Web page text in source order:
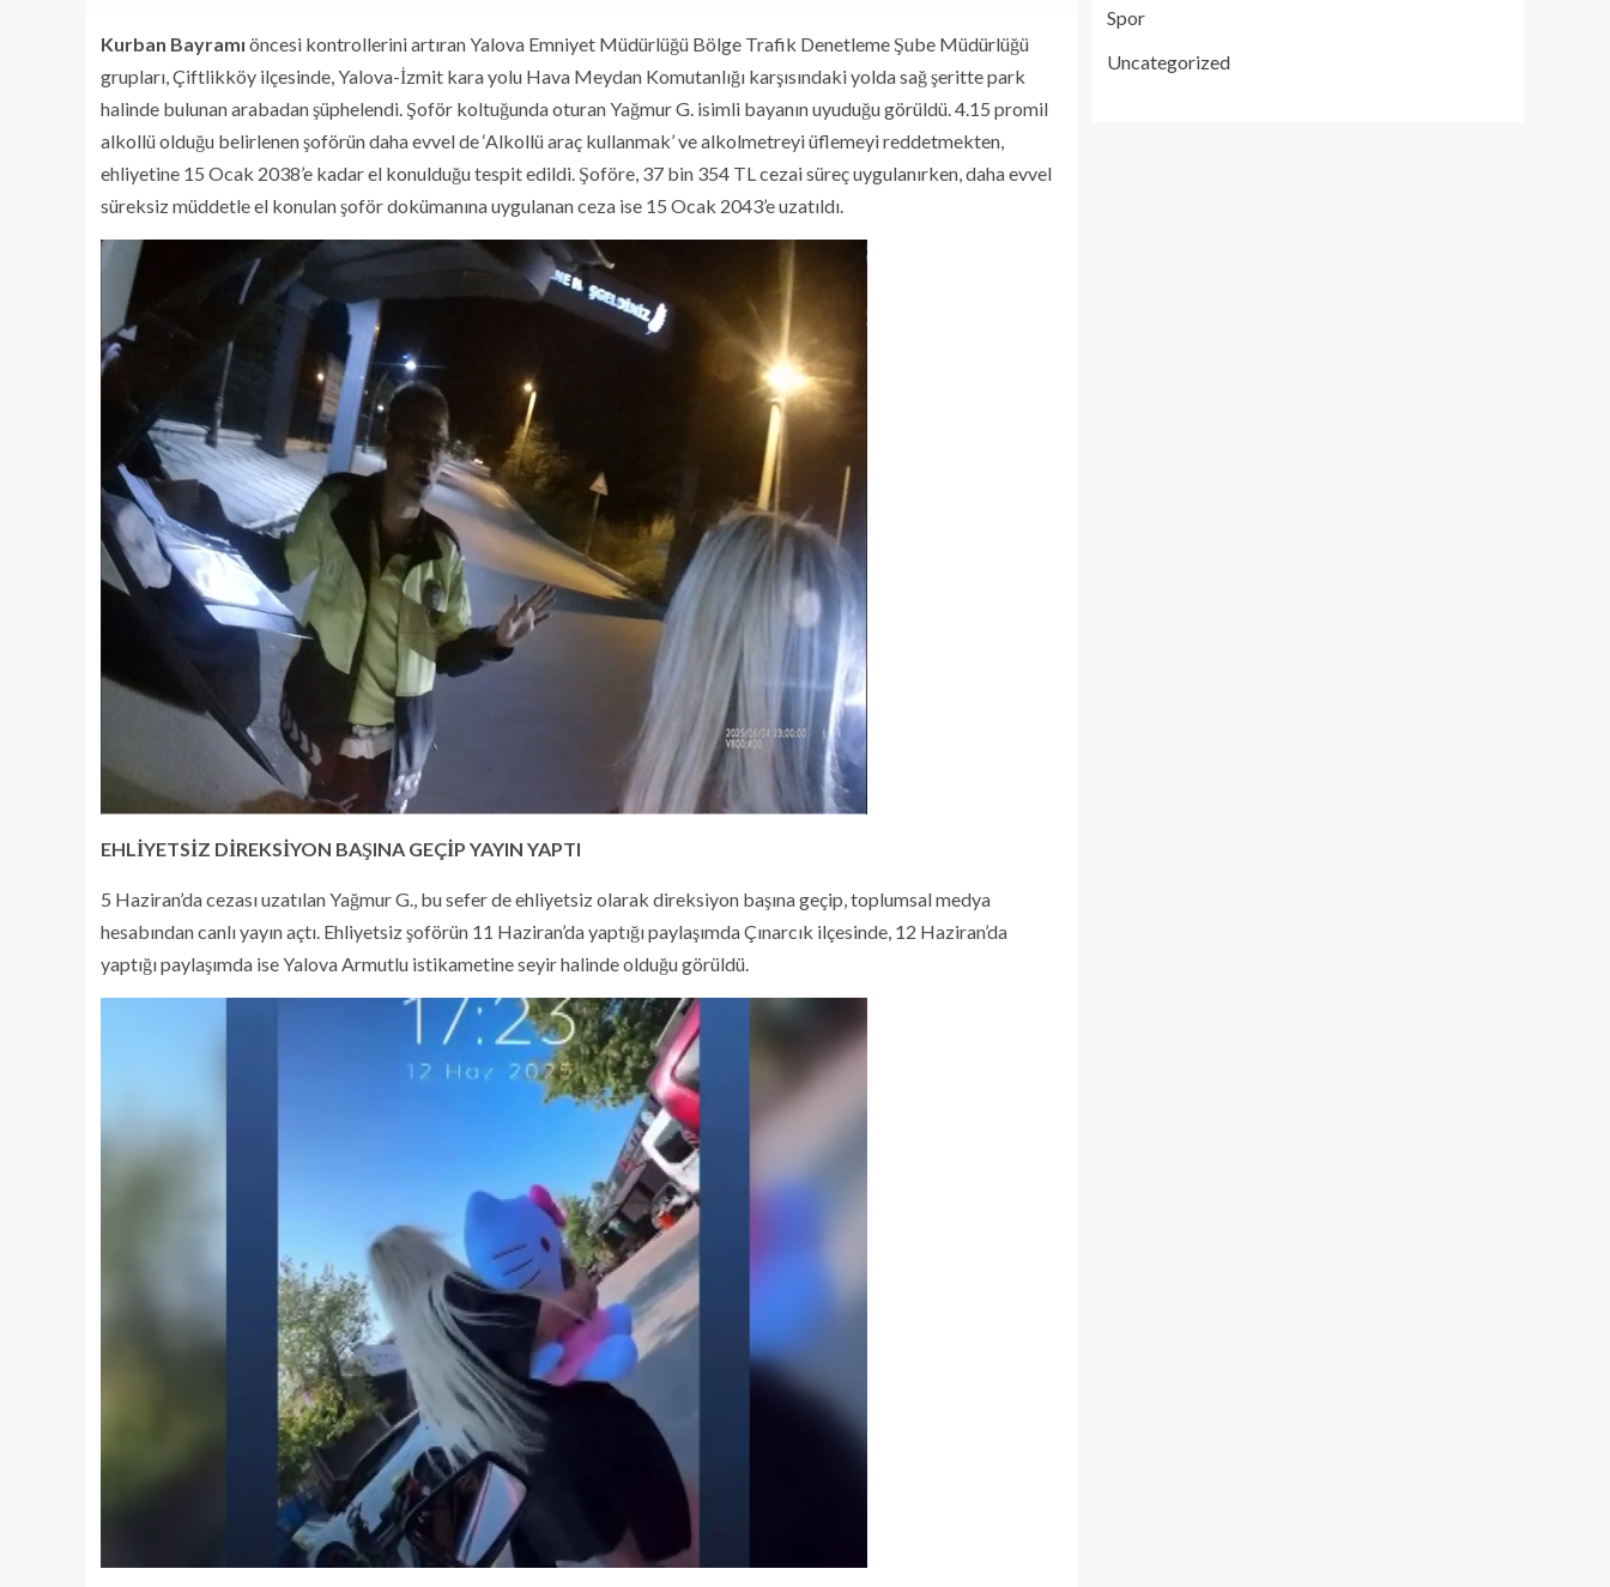
Kurban Bayramı öncesi kontrollerini artıran Yalova Emniyet Müdürlüğü Bölge Trafik Denetleme Şube Müdürlüğü
grupları, Çiftlikköy ilçesinde, Yalova-İzmit kara yolu Hava Meydan Komutanlığı karşısındaki yolda sağ şeritte park
halinde bulunan arabadan şüphelendi. Şoför koltuğunda oturan Yağmur G. isimli bayanın uyuduğu görüldü. 4.15 promil
alkollü olduğu belirlenen şoförün daha evvel de ‘Alkollü araç kullanmak’ ve alkolmetreyi üflemeyi reddetmekten,
ehliyetine 15 Ocak 2038’e kadar el konulduğu tespit edildi. Şoföre, 37 bin 354 TL cezai süreç uygulanırken, daha evvel
süreksiz müddetle el konulan şoför dokümanına uygulanan ceza ise 15 Ocak 2043’e uzatıldı.
EHLİYETSİZ DİREKSİYON BAŞINA GEÇİP YAYIN YAPTI
5 Haziran’da cezası uzatılan Yağmur G., bu sefer de ehliyetsiz olarak direksiyon başına geçip, toplumsal medya
hesabından canlı yayın açtı. Ehliyetsiz şoförün 11 Haziran’da yaptığı paylaşımda Çınarcık ilçesinde, 12 Haziran’da
yaptığı paylaşımda ise Yalova Armutlu istikametine seyir halinde olduğu görüldü.
Spor
Uncategorized